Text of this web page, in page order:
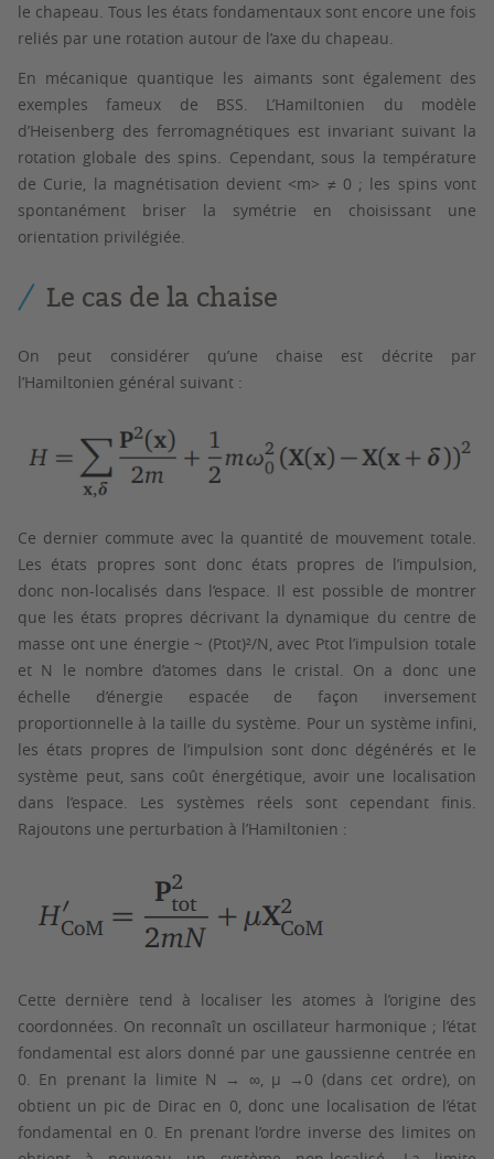
le chapeau. Tous les états fondamentaux sont encore une fois
reliés par une rotation autour de l’axe du chapeau.
En mécanique quantique les aimants sont également des
exemples fameux de BSS. L’Hamiltonien du modèle
d’Heisenberg des ferromagnétiques est invariant suivant la
rotation globale des spins. Cependant, sous la température
de Curie, la magnétisation devient <m> ≠ 0 ; les spins vont
spontanément briser la symétrie en choisissant une
orientation privilégiée.
Le cas de la chaise
On peut considérer qu’une chaise est décrite par
l’Hamiltonien général suivant :
Ce dernier commute avec la quantité de mouvement totale.
Les états propres sont donc états propres de l’impulsion,
donc non-localisés dans l’espace. Il est possible de montrer
que les états propres décrivant la dynamique du centre de
masse ont une énergie ~ (Ptot)²/N, avec Ptot l’impulsion totale
et N le nombre d’atomes dans le cristal. On a donc une
échelle d’énergie espacée de façon inversement
proportionnelle à la taille du système. Pour un système infini,
les états propres de l’impulsion sont donc dégénérés et le
système peut, sans coût énergétique, avoir une localisation
dans l’espace. Les systèmes réels sont cependant finis.
Rajoutons une perturbation à l’Hamiltonien :
Cette dernière tend à localiser les atomes à l’origine des
coordonnées. On reconnaît un oscillateur harmonique ; l’état
fondamental est alors donné par une gaussienne centrée en
0. En prenant la limite N → ∞, µ →0 (dans cet ordre), on
obtient un pic de Dirac en 0, donc une localisation de l’état
fondamental en 0. En prenant l’ordre inverse des limites on